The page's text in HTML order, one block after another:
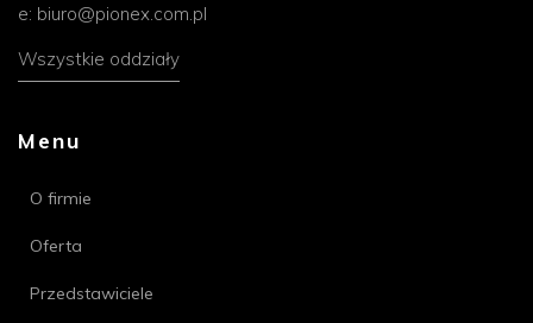
e: biuro@pionex.com.pl
Wszystkie oddziały
Menu
O firmie
Oferta
Przedstawiciele